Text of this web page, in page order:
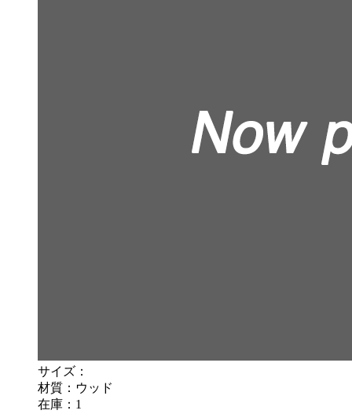
サイズ：
材質：ウッド
在庫：1